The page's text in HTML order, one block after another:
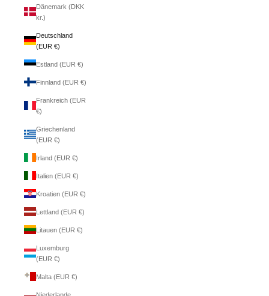
Dänemark (DKK
kr.)
Deutschland
(EUR €)
Estland (EUR €)
Finnland (EUR €)
Frankreich (EUR
€)
Griechenland
(EUR €)
Irland (EUR €)
Italien (EUR €)
Kroatien (EUR €)
Lettland (EUR €)
Litauen (EUR €)
Luxemburg
(EUR €)
Malta (EUR €)